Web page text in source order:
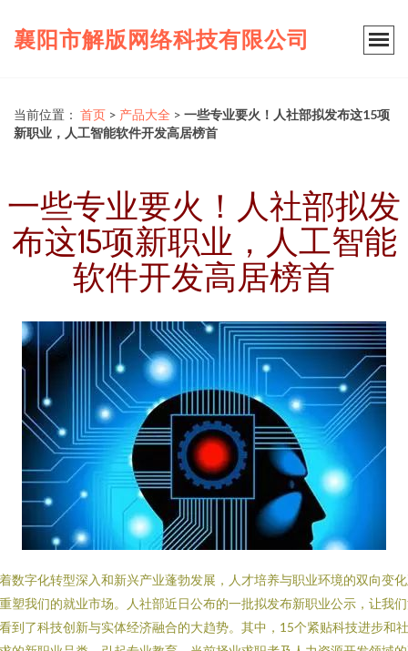
襄阳市解版网络科技有限公司
当前位置： 首页 > 产品大全 > 一些专业要火！人社部拟发布这15项
新职业，人工智能软件开发高居榜首
一些专业要火！人社部拟发
布这15项新职业，人工智能
软件开发高居榜首
数字化转型深入和新兴产业蓬勃发展，人才培养与职业环境的双向变
塑我们的就业市场。人社部近日公布的一批拟发布新职业公示，让我
到了科技创新与实体经济融合的大趋势。其中，15个紧贴科技进步和